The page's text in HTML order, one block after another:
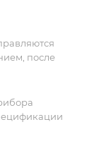
после